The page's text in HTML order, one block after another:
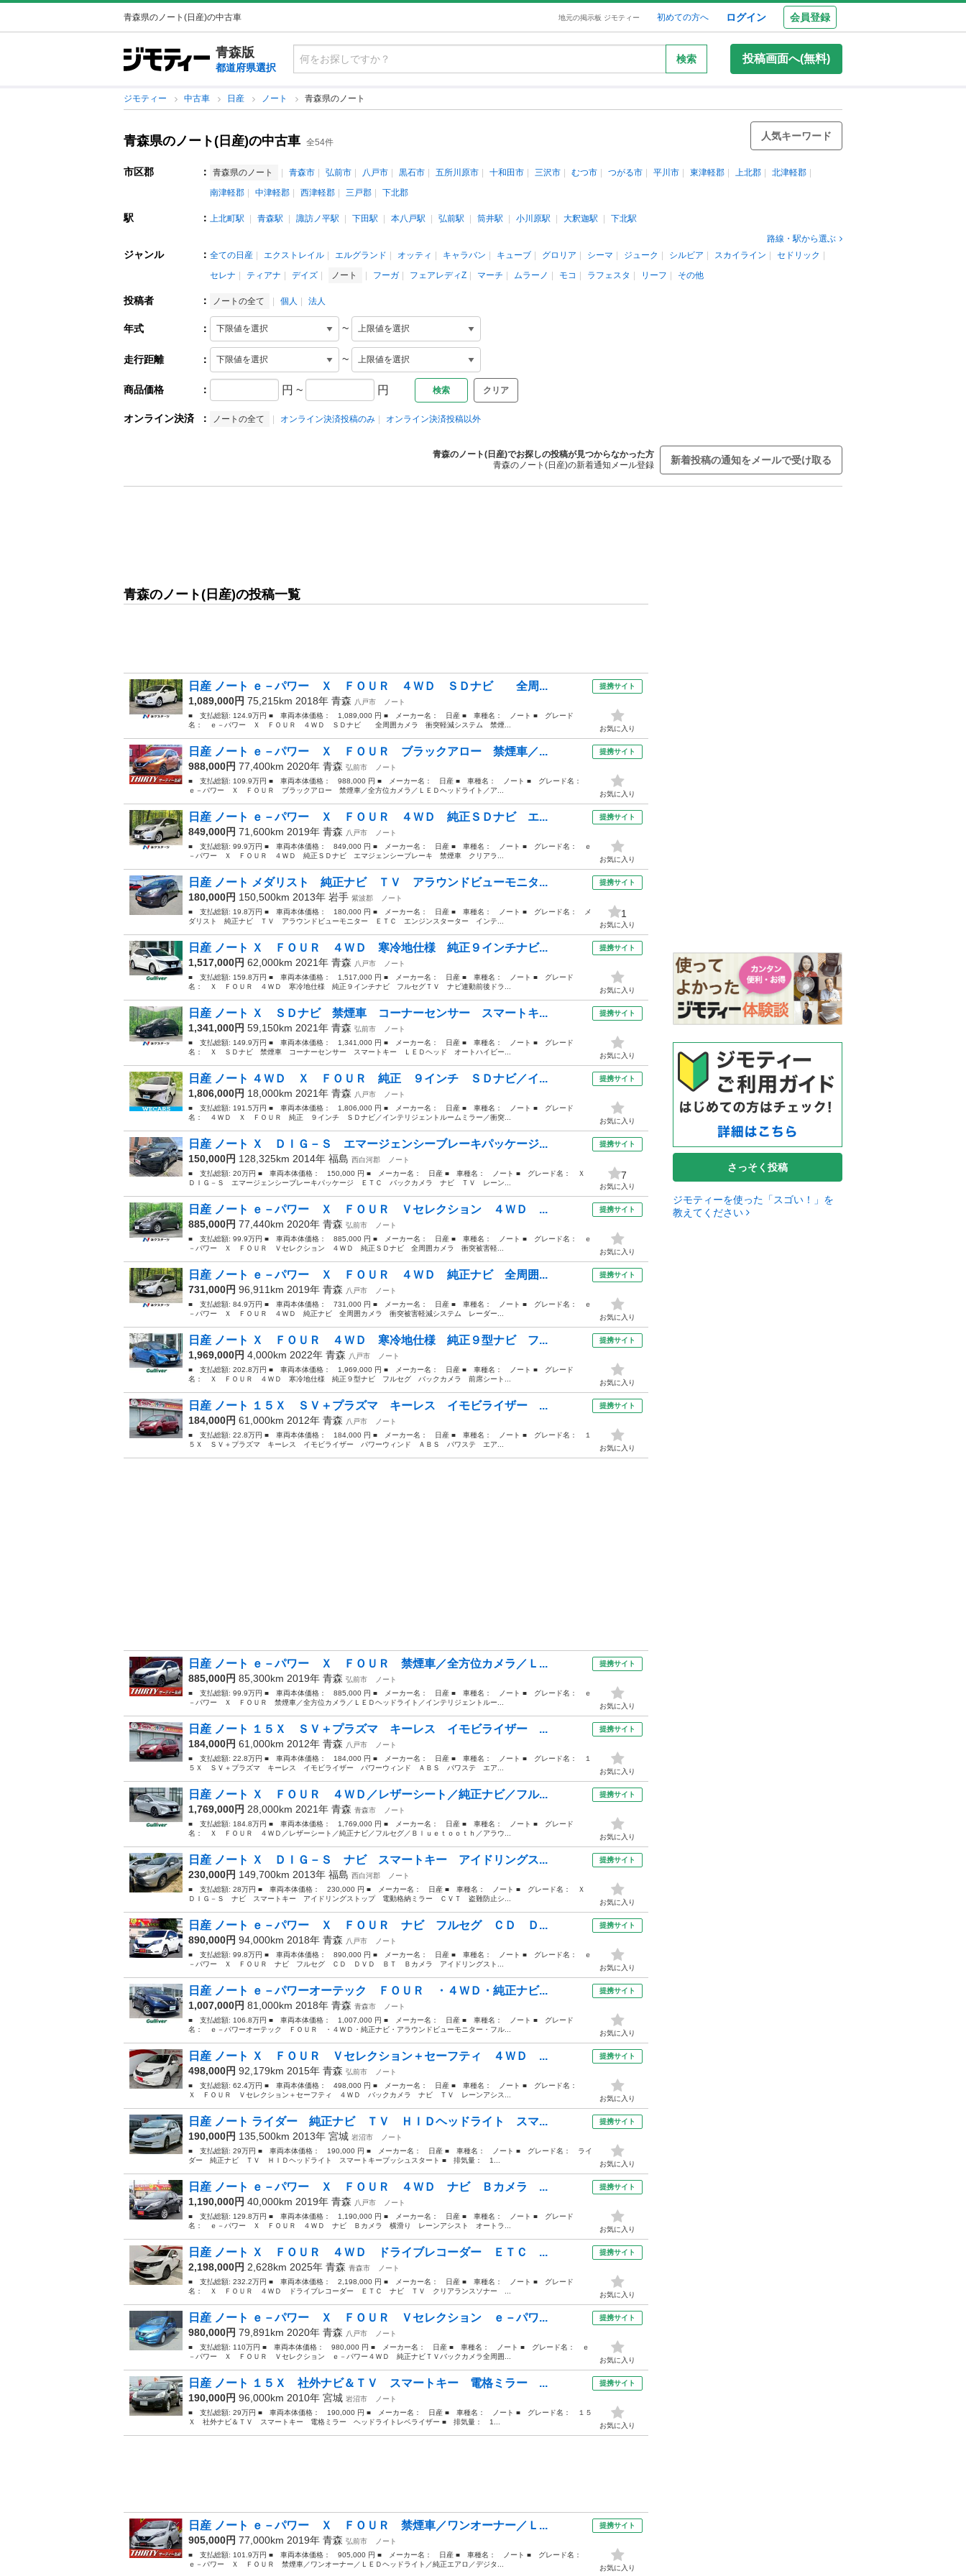
青森県のノート(日産)の中古車 地元の掲示板 ジモティー 初めての方へ ログイン 会員登録
青森版
都道府県選択
検索 投稿画面へ(無料)
ジモティー 中古車 日産 ノート 青森県のノート
青森県のノート(日産)の中古車 全54件
人気キーワード
市区郡 ： 青森県のノート 青森市 弘前市 八戸市 黒石市 五所川原市 十和田市 三沢市 むつ市 つがる市 平川市 東津軽郡 上北郡
北津軽郡
南津軽郡
中津軽郡 西津軽郡 三戸郡 下北郡
駅 ： 上北町駅 青森駅 諏訪ノ平駅 下田駅 本八戸駅 弘前駅 筒井駅 小川原駅 大釈迦駅
下北駅
路線・駅から選ぶ
ジャンル ： 全ての日産 エクストレイル エルグランド オッティ キャラバン キューブ グロリア シーマ ジューク シルビア スカイライン
セドリック
セレナ
ティアナ デイズ ノート フーガ フェアレディZ マーチ ムラーノ モコ ラフェスタ リーフ その他
投稿者 ： ノートの全て 個人 法人
年式 ： ~
走行距離 ： ~
商品価格 ： 円 ~ 円 クリア
オンライン決済 ： ノートの全て オンライン決済投稿のみ オンライン決済投稿以外
青森のノート(日産)でお探しの投稿が見つからなかった方
青森のノート(日産)の新着通知メール登録
新着投稿の通知をメールで受け取る
青森のノート(日産)の投稿一覧
日産 ノート ｅ－パワー Ｘ ＦＯＵＲ ４ＷＤ ＳＤナビ 全周...
1,089,000円 75,215km 2018年 青森 八戸市
ノート
■ 支払総額: 124.9万円 ■ 車両本体価格： 1,089,000 円 ■ メーカー名： 日産 ■ 車種名： ノート ■ グレード
名： ｅ－パワー Ｘ ＦＯＵＲ ４ＷＤ ＳＤナビ 全周囲カメラ 衝突軽減システム 禁煙...
提携サイト
お気に入り
日産 ノート ｅ－パワー Ｘ ＦＯＵＲ ブラックアロー 禁煙車／...
988,000円 77,400km 2020年 青森 弘前市
ノート
■ 支払総額: 109.9万円 ■ 車両本体価格： 988,000 円 ■ メーカー名： 日産 ■ 車種名： ノート ■ グレード名：
ｅ－パワー Ｘ ＦＯＵＲ ブラックアロー 禁煙車／全方位カメラ／ＬＥＤヘッドライト／ア...
提携サイト
お気に入り
日産 ノート ｅ－パワー Ｘ ＦＯＵＲ ４ＷＤ 純正ＳＤナビ エ...
849,000円 71,600km 2019年 青森 八戸市
ノート
■ 支払総額: 99.9万円 ■ 車両本体価格： 849,000 円 ■ メーカー名： 日産 ■ 車種名： ノート ■ グレード名： ｅ
－パワー Ｘ ＦＯＵＲ ４ＷＤ 純正ＳＤナビ エマジェンシーブレーキ 禁煙車 クリアラ...
提携サイト
お気に入り
日産 ノート メダリスト 純正ナビ ＴＶ アラウンドビューモニタ...
180,000円 150,500km 2013年 岩手 紫波郡
ノート
■ 支払総額: 19.8万円 ■ 車両本体価格： 180,000 円 ■ メーカー名： 日産 ■ 車種名： ノート ■ グレード名： メ
ダリスト 純正ナビ ＴＶ アラウンドビューモニター ＥＴＣ エンジンスターター インテ...
提携サイト
1
お気に入り
日産 ノート Ｘ ＦＯＵＲ ４ＷＤ 寒冷地仕様 純正９インチナビ...
1,517,000円 62,000km 2021年 青森 八戸市
ノート
■ 支払総額: 159.8万円 ■ 車両本体価格： 1,517,000 円 ■ メーカー名： 日産 ■ 車種名： ノート ■ グレード
名： Ｘ ＦＯＵＲ ４ＷＤ 寒冷地仕様 純正９インチナビ フルセグＴＶ ナビ連動前後ドラ...
提携サイト
お気に入り
日産 ノート Ｘ ＳＤナビ 禁煙車 コーナーセンサー スマートキ...
1,341,000円 59,150km 2021年 青森 弘前市
ノート
■ 支払総額: 149.9万円 ■ 車両本体価格： 1,341,000 円 ■ メーカー名： 日産 ■ 車種名： ノート ■ グレード
名： Ｘ ＳＤナビ 禁煙車 コーナーセンサー スマートキー ＬＥＤヘッド オートハイビー...
提携サイト
お気に入り
日産 ノート ４ＷＤ Ｘ ＦＯＵＲ 純正 ９インチ ＳＤナビ／イ...
1,806,000円 18,000km 2021年 青森 八戸市
ノート
■ 支払総額: 191.5万円 ■ 車両本体価格： 1,806,000 円 ■ メーカー名： 日産 ■ 車種名： ノート ■ グレード
名： ４ＷＤ Ｘ ＦＯＵＲ 純正 ９インチ ＳＤナビ／インテリジェントルームミラー／衝突...
提携サイト
お気に入り
日産 ノート Ｘ ＤＩＧ－Ｓ エマージェンシーブレーキパッケージ...
150,000円 128,325km 2014年 福島 西白河郡
ノート
■ 支払総額: 20万円 ■ 車両本体価格： 150,000 円 ■ メーカー名： 日産 ■ 車種名： ノート ■ グレード名： Ｘ
ＤＩＧ－Ｓ エマージェンシーブレーキパッケージ ＥＴＣ バックカメラ ナビ ＴＶ レーン...
提携サイト
7
お気に入り
日産 ノート ｅ－パワー Ｘ ＦＯＵＲ Ｖセレクション ４ＷＤ ...
885,000円 77,440km 2020年 青森 弘前市
ノート
■ 支払総額: 99.9万円 ■ 車両本体価格： 885,000 円 ■ メーカー名： 日産 ■ 車種名： ノート ■ グレード名： ｅ
－パワー Ｘ ＦＯＵＲ Ｖセレクション ４ＷＤ 純正ＳＤナビ 全周囲カメラ 衝突被害軽...
提携サイト
お気に入り
日産 ノート ｅ－パワー Ｘ ＦＯＵＲ ４ＷＤ 純正ナビ 全周囲...
731,000円 96,911km 2019年 青森 八戸市
ノート
■ 支払総額: 84.9万円 ■ 車両本体価格： 731,000 円 ■ メーカー名： 日産 ■ 車種名： ノート ■ グレード名： ｅ
－パワー Ｘ ＦＯＵＲ ４ＷＤ 純正ナビ 全周囲カメラ 衝突被害軽減システム レーダー...
提携サイト
お気に入り
日産 ノート Ｘ ＦＯＵＲ ４ＷＤ 寒冷地仕様 純正９型ナビ フ...
1,969,000円 4,000km 2022年 青森 八戸市
ノート
■ 支払総額: 202.8万円 ■ 車両本体価格： 1,969,000 円 ■ メーカー名： 日産 ■ 車種名： ノート ■ グレード
名： Ｘ ＦＯＵＲ ４ＷＤ 寒冷地仕様 純正９型ナビ フルセグ バックカメラ 前席シート...
提携サイト
お気に入り
日産 ノート １５Ｘ ＳＶ＋プラズマ キーレス イモビライザー ...
184,000円 61,000km 2012年 青森 八戸市
ノート
■ 支払総額: 22.8万円 ■ 車両本体価格： 184,000 円 ■ メーカー名： 日産 ■ 車種名： ノート ■ グレード名： １
５Ｘ ＳＶ＋プラズマ キーレス イモビライザー パワーウィンド ＡＢＳ パワステ エア...
提携サイト
お気に入り
日産 ノート ｅ－パワー Ｘ ＦＯＵＲ 禁煙車／全方位カメラ／Ｌ...
885,000円 85,300km 2019年 青森 弘前市
ノート
■ 支払総額: 99.9万円 ■ 車両本体価格： 885,000 円 ■ メーカー名： 日産 ■ 車種名： ノート ■ グレード名： ｅ
－パワー Ｘ ＦＯＵＲ 禁煙車／全方位カメラ／ＬＥＤヘッドライト／インテリジェントルー...
提携サイト
お気に入り
日産 ノート １５Ｘ ＳＶ＋プラズマ キーレス イモビライザー ...
184,000円 61,000km 2012年 青森 八戸市
ノート
■ 支払総額: 22.8万円 ■ 車両本体価格： 184,000 円 ■ メーカー名： 日産 ■ 車種名： ノート ■ グレード名： １
５Ｘ ＳＶ＋プラズマ キーレス イモビライザー パワーウィンド ＡＢＳ パワステ エア...
提携サイト
お気に入り
日産 ノート Ｘ ＦＯＵＲ ４ＷＤ／レザーシート／純正ナビ／フル...
1,769,000円 28,000km 2021年 青森 青森市
ノート
■ 支払総額: 184.8万円 ■ 車両本体価格： 1,769,000 円 ■ メーカー名： 日産 ■ 車種名： ノート ■ グレード
名： Ｘ ＦＯＵＲ ４ＷＤ／レザーシート／純正ナビ／フルセグ／Ｂｌｕｅｔｏｏｔｈ／アラウ...
提携サイト
お気に入り
日産 ノート Ｘ ＤＩＧ－Ｓ ナビ スマートキー アイドリングス...
230,000円 149,700km 2013年 福島 西白河郡
ノート
■ 支払総額: 28万円 ■ 車両本体価格： 230,000 円 ■ メーカー名： 日産 ■ 車種名： ノート ■ グレード名： Ｘ
ＤＩＧ－Ｓ ナビ スマートキー アイドリングストップ 電動格納ミラー ＣＶＴ 盗難防止シ...
提携サイト
お気に入り
日産 ノート ｅ－パワー Ｘ ＦＯＵＲ ナビ フルセグ ＣＤ Ｄ...
890,000円 94,000km 2018年 青森 八戸市
ノート
■ 支払総額: 99.8万円 ■ 車両本体価格： 890,000 円 ■ メーカー名： 日産 ■ 車種名： ノート ■ グレード名： ｅ
－パワー Ｘ ＦＯＵＲ ナビ フルセグ ＣＤ ＤＶＤ ＢＴ Ｂカメラ アイドリングスト...
提携サイト
お気に入り
日産 ノート ｅ－パワーオーテック ＦＯＵＲ ・４ＷＤ・純正ナビ...
1,007,000円 81,000km 2018年 青森 青森市
ノート
■ 支払総額: 106.8万円 ■ 車両本体価格： 1,007,000 円 ■ メーカー名： 日産 ■ 車種名： ノート ■ グレード
名： ｅ－パワーオーテック ＦＯＵＲ ・４ＷＤ・純正ナビ・アラウンドビューモニター・フル...
提携サイト
お気に入り
日産 ノート Ｘ ＦＯＵＲ Ｖセレクション＋セーフティ ４ＷＤ ...
498,000円 92,179km 2015年 青森 弘前市
ノート
■ 支払総額: 62.4万円 ■ 車両本体価格： 498,000 円 ■ メーカー名： 日産 ■ 車種名： ノート ■ グレード名：
Ｘ ＦＯＵＲ Ｖセレクション＋セーフティ ４ＷＤ バックカメラ ナビ ＴＶ レーンアシス...
提携サイト
お気に入り
日産 ノート ライダー 純正ナビ ＴＶ ＨＩＤヘッドライト スマ...
190,000円 135,500km 2013年 宮城 岩沼市
ノート
■ 支払総額: 29万円 ■ 車両本体価格： 190,000 円 ■ メーカー名： 日産 ■ 車種名： ノート ■ グレード名： ライ
ダー 純正ナビ ＴＶ ＨＩＤヘッドライト スマートキープッシュスタート ■ 排気量： 1...
提携サイト
お気に入り
日産 ノート ｅ－パワー Ｘ ＦＯＵＲ ４ＷＤ ナビ Ｂカメラ ...
1,190,000円 40,000km 2019年 青森 八戸市
ノート
■ 支払総額: 129.8万円 ■ 車両本体価格： 1,190,000 円 ■ メーカー名： 日産 ■ 車種名： ノート ■ グレード
名： ｅ－パワー Ｘ ＦＯＵＲ ４ＷＤ ナビ Ｂカメラ 横滑り レーンアシスト オートラ...
提携サイト
お気に入り
日産 ノート Ｘ ＦＯＵＲ ４ＷＤ ドライブレコーダー ＥＴＣ ...
2,198,000円 2,628km 2025年 青森 青森市
ノート
■ 支払総額: 232.2万円 ■ 車両本体価格： 2,198,000 円 ■ メーカー名： 日産 ■ 車種名： ノート ■ グレード
名： Ｘ ＦＯＵＲ ４ＷＤ ドライブレコーダー ＥＴＣ ナビ ＴＶ クリアランスソナー ...
提携サイト
お気に入り
日産 ノート ｅ－パワー Ｘ ＦＯＵＲ Ｖセレクション ｅ－パワ...
980,000円 79,891km 2020年 青森 八戸市
ノート
■ 支払総額: 110万円 ■ 車両本体価格： 980,000 円 ■ メーカー名： 日産 ■ 車種名： ノート ■ グレード名： ｅ
－パワー Ｘ ＦＯＵＲ Ｖセレクション ｅ－パワー４ＷＤ 純正ナビＴＶバックカメラ全周囲...
提携サイト
お気に入り
日産 ノート １５Ｘ 社外ナビ＆ＴＶ スマートキー 電格ミラー ...
190,000円 96,000km 2010年 宮城 岩沼市
ノート
■ 支払総額: 29万円 ■ 車両本体価格： 190,000 円 ■ メーカー名： 日産 ■ 車種名： ノート ■ グレード名： １５
Ｘ 社外ナビ＆ＴＶ スマートキー 電格ミラー ヘッドライトレベライザー ■ 排気量： 1...
提携サイト
お気に入り
日産 ノート ｅ－パワー Ｘ ＦＯＵＲ 禁煙車／ワンオーナー／Ｌ...
905,000円 77,000km 2019年 青森 弘前市
ノート
■ 支払総額: 101.9万円 ■ 車両本体価格： 905,000 円 ■ メーカー名： 日産 ■ 車種名： ノート ■ グレード名：
ｅ－パワー Ｘ ＦＯＵＲ 禁煙車／ワンオーナー／ＬＥＤヘッドライト／純正エアロ／デジタ...
提携サイト
お気に入り
さっそく投稿
ジモティーを使った「スゴい！」を
教えてください